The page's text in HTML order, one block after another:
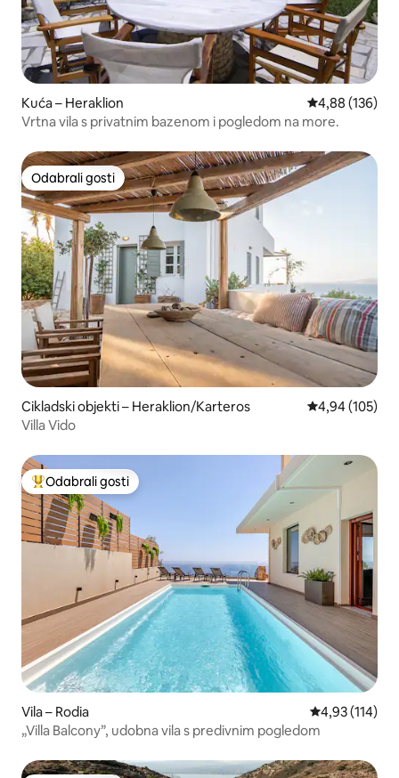
Kuća – Heraklion Prosječna
4,88 (136)
Vrtna vila s privatnim bazenom i pogledom na more.
Odabrali gosti
Odabrali gosti
Cikladski objekti – Heraklion/Karteros Prosječna
4,94 (105)
Villa Vido
Među najviše rangiranima s oznakom „Odabrali gosti”
Odabrali gosti
Vila – Rodia Prosječna
4,93 (114)
„Villa Balcony”, udobna vila s predivnim pogledom